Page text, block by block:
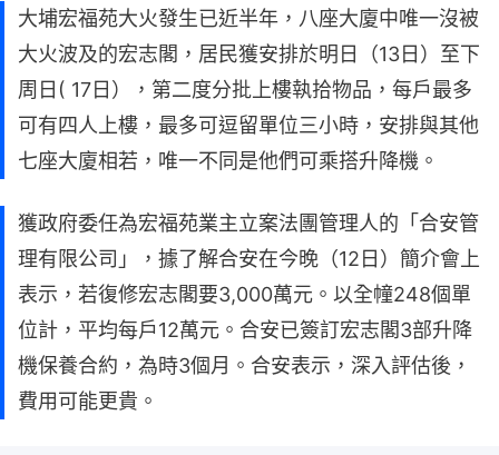
大埔宏福苑大火發生已近半年，八座大廈中唯一沒被
大火波及的宏志閣，居民獲安排於明日（13日）至下
周日( 17日），第二度分批上樓執拾物品，每戶最多
可有四人上樓，最多可逗留單位三小時，安排與其他
七座大廈相若，唯一不同是他們可乘搭升降機。
獲政府委任為宏福苑業主立案法團管理人的「合安管
理有限公司」，據了解合安在今晚（12日）簡介會上
表示，若復修宏志閣要3,000萬元。以全幢248個單
位計，平均每戶12萬元。合安已簽訂宏志閣3部升降
機保養合約，為時3個月。合安表示，深入評估後，
費用可能更貴。